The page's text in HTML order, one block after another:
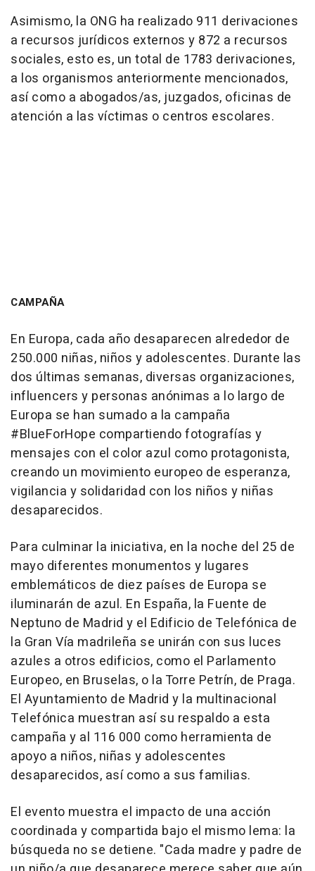
Asimismo, la ONG ha realizado 911 derivaciones
a recursos jurídicos externos y 872 a recursos
sociales, esto es, un total de 1783 derivaciones,
a los organismos anteriormente mencionados,
así como a abogados/as, juzgados, oficinas de
atención a las víctimas o centros escolares.
CAMPAÑA
En Europa, cada año desaparecen alrededor de
250.000 niñas, niños y adolescentes. Durante las
dos últimas semanas, diversas organizaciones,
influencers y personas anónimas a lo largo de
Europa se han sumado a la campaña
#BlueForHope compartiendo fotografías y
mensajes con el color azul como protagonista,
creando un movimiento europeo de esperanza,
vigilancia y solidaridad con los niños y niñas
desaparecidos.
Para culminar la iniciativa, en la noche del 25 de
mayo diferentes monumentos y lugares
emblemáticos de diez países de Europa se
iluminarán de azul. En España, la Fuente de
Neptuno de Madrid y el Edificio de Telefónica de
la Gran Vía madrileña se unirán con sus luces
azules a otros edificios, como el Parlamento
Europeo, en Bruselas, o la Torre Petrín, de Praga.
El Ayuntamiento de Madrid y la multinacional
Telefónica muestran así su respaldo a esta
campaña y al 116 000 como herramienta de
apoyo a niños, niñas y adolescentes
desaparecidos, así como a sus familias.
El evento muestra el impacto de una acción
coordinada y compartida bajo el mismo lema: la
búsqueda no se detiene. "Cada madre y padre de